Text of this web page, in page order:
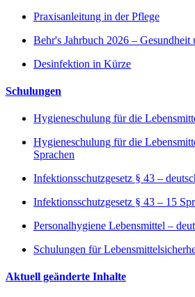
Praxisanleitung in der Pflege
Behr's Jahrbuch 2026 – Gesundheit
Desinfektion in Kürze
Schulungen
Hygieneschulung für die
Hygieneschulung für die
Sprachen
Infektionsschutzgesetz § 43 –
Infektionsschutzgesetz § 43 – 15
Personalhygiene Lebensmittel –
Schulungen für
Aktuell geänderte Inhalte